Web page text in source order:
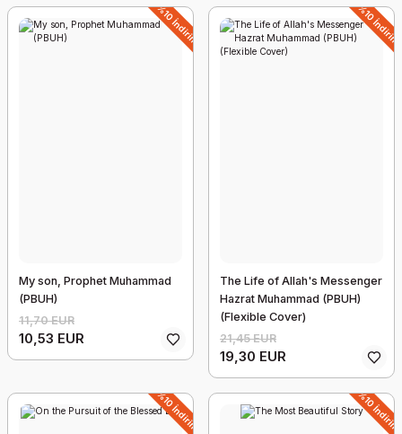
%10 İndirim
My son, Prophet Muhammad
(PBUH)
11,70 EUR
10,53 EUR
%10 İndirim
The Life of Allah's Messenger
Hazrat Muhammad (PBUH)
(Flexible Cover)
21,45 EUR
19,30 EUR
%10 İndirim %10 İndirim